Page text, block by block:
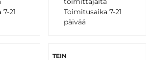
21
Toimitusaika 7-21
päivää
TEIN